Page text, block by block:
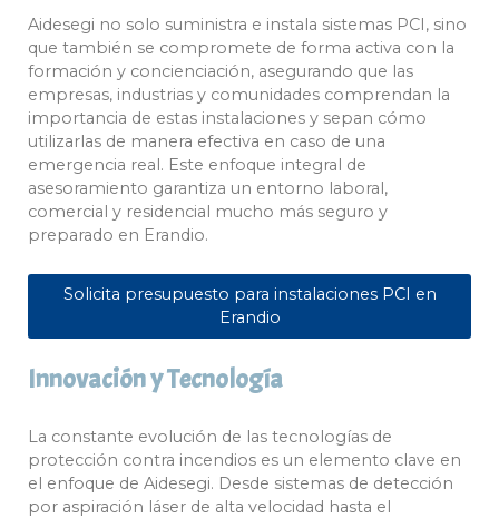
Aidesegi no solo suministra e instala sistemas PCI, sino
que también se compromete de forma activa con la
formación y concienciación, asegurando que las
empresas, industrias y comunidades comprendan la
importancia de estas instalaciones y sepan cómo
utilizarlas de manera efectiva en caso de una
emergencia real. Este enfoque integral de
asesoramiento garantiza un entorno laboral,
comercial y residencial mucho más seguro y
preparado en Erandio.
Solicita presupuesto para instalaciones PCI en
Erandio
Innovación y Tecnología
La constante evolución de las tecnologías de
protección contra incendios es un elemento clave en
el enfoque de Aidesegi. Desde sistemas de detección
por aspiración láser de alta velocidad hasta el